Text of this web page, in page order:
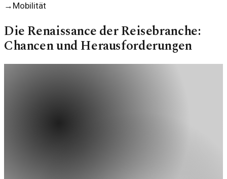
→ Mobilität
Die Renaissance der Reisebranche:
Chancen und Herausforderungen